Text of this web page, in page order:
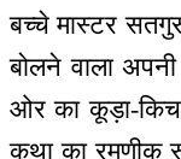
बच्चे मास्टर
बोलने वाला अपनी
ओर का कूड़ा-
कथा का रमणीक